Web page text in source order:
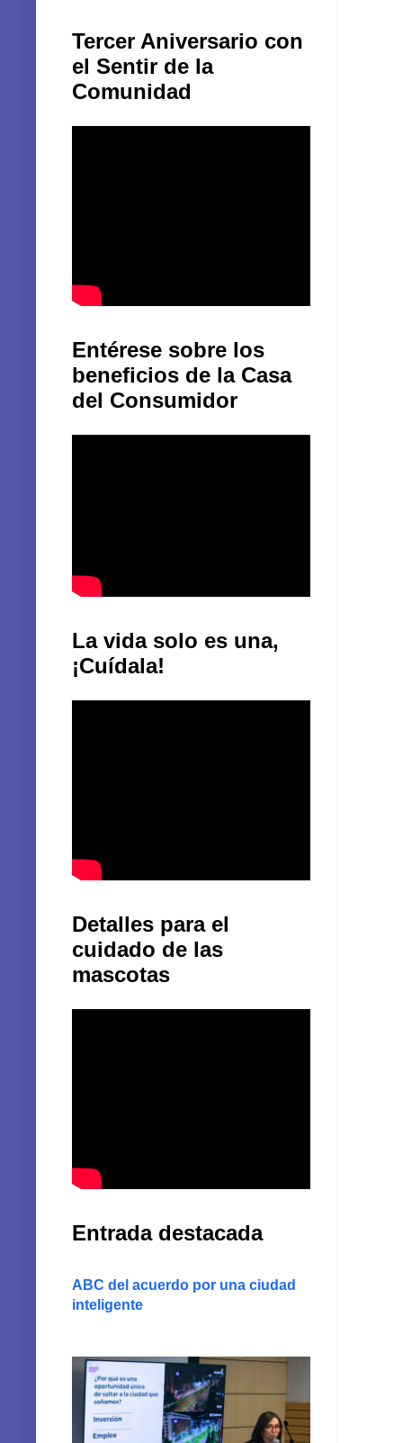
Tercer Aniversario con
el Sentir de la
Comunidad
Entérese sobre los
beneficios de la Casa
del Consumidor
La vida solo es una,
¡Cuídala!
Detalles para el
cuidado de las
mascotas
Entrada destacada
ABC del acuerdo por una ciudad
inteligente